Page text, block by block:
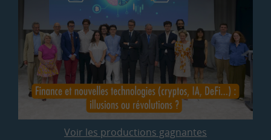
Voir les productions gagnantes